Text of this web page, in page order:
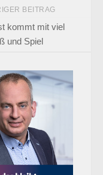
BEITRAG
kommt mit viel
und Spiel